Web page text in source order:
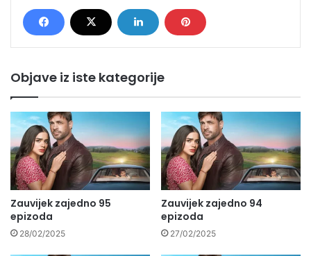
Objave iz iste kategorije
Zauvijek zajedno 95
epizoda
28/02/2025
Zauvijek zajedno 94
epizoda
27/02/2025